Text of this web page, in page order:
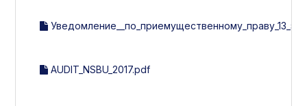
AUDIT_NSBU_2017.pdf